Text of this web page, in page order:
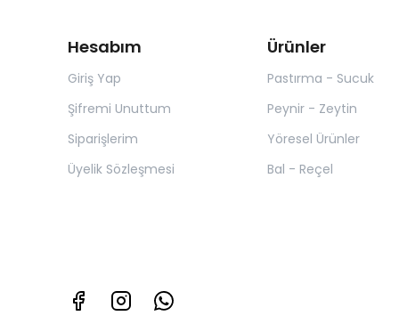
Hesabım
Giriş Yap
Şifremi Unuttum
Siparişlerim
Üyelik Sözleşmesi
Ürünler
Pastırma - Sucuk
Peynir - Zeytin
Yöresel Ürünler
Bal - Reçel